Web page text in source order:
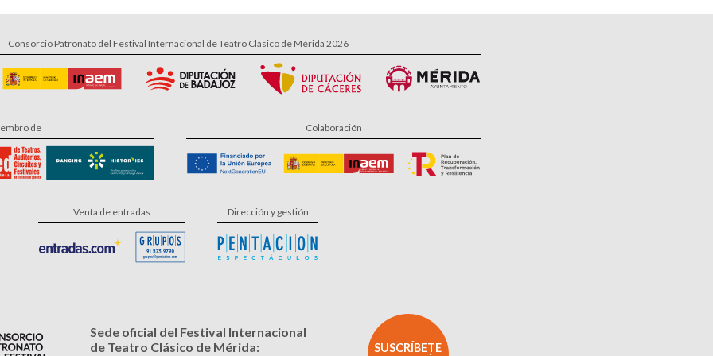
Consorcio Patronato del Festival Internacional de Teatro Clásico de Mérida 2026
de Colaboración
Venta de entradas Dirección y gestión
Sede oficial del Festival Internacional
de Teatro Clásico de Mérida:
SUSCRÍBETE